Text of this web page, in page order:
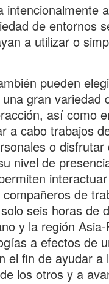
intencionalmente
de entornos
a utilizar o
pueden
gran variedad
así como
a cabo trabajos
o
nivel de
de
seis horas de
y la región
a efectos de
el fin de ayudar a
los otros y a